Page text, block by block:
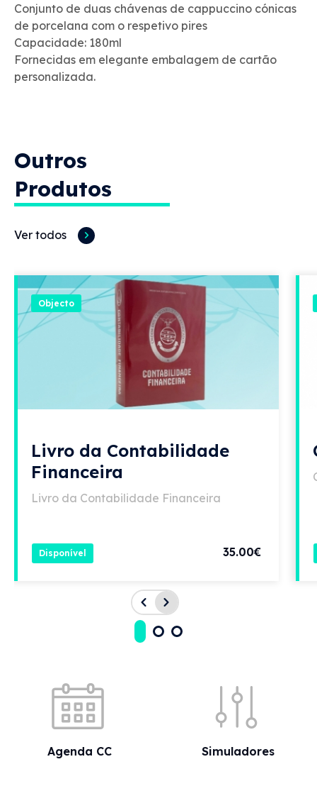
Conjunto de duas chávenas de cappuccino cónicas
de porcelana com o respetivo pires
Capacidade: 180ml
Fornecidas em elegante embalagem de cartão
personalizada.
Outros
Produtos
Ver todos
Objecto
Livro da Contabilidade
Financeira
Livro da Contabilidade Financeira
35.00€
Disponível
Agenda CC Simuladores